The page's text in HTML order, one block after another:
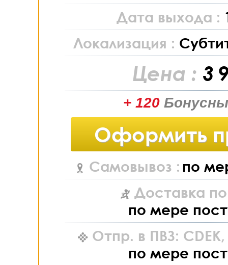
Дата выхода :
Локализация :
Цена : 3
+ 120
Оформить
Самовывоз : по
Доставка
по мере
Отпр. в ПВЗ: CDEK,
по мере